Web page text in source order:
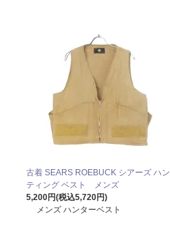
古着 SEARS ROEBUCK シアーズ ハン
ティング ベスト メンズ
5,200円(税込5,720円)
メンズ ハンターベスト